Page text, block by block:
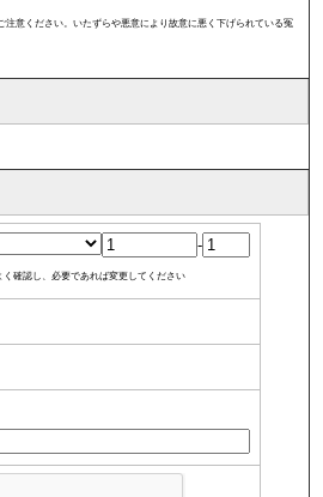
意ください。いたずらや悪意により故意に悪く下げられている冤
-
確認し、必要であれば変更してください